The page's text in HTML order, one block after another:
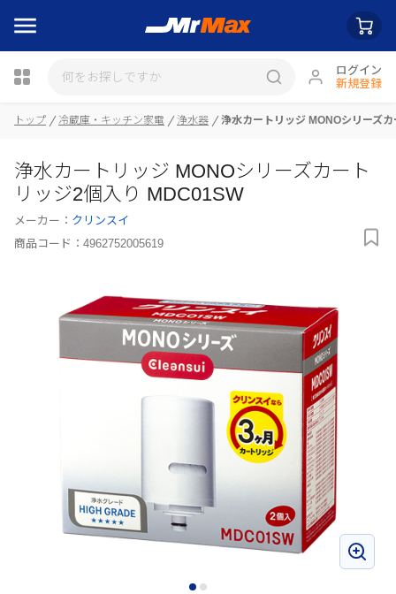
ログイン
新規登録
トップ 冷蔵庫・キッチン家電 浄水器 浄水カートリッジ MONOシリーズ
浄水カートリッジ MONOシリーズカート
リッジ2個入り MDC01SW
メーカー： クリンスイ
商品コード： 4962752005619